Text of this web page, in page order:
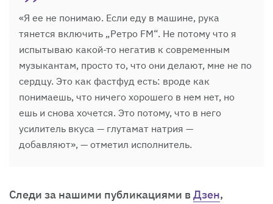
«Я ее не понимаю. Если еду в машине, рука
тянется включить „Ретро FM“. Не потому что я
испытываю какой-то негатив к современным
музыкантам, просто то, что они делают, мне не по
сердцу. Это как фастфуд есть: вроде как
понимаешь, что ничего хорошего в нем нет, но
ешь и снова хочется. Это потому, что в него
усилитель вкуса — глутамат натрия —
добавляют», — отметил исполнитель.
Cледи за нашими публикациями вДзен,